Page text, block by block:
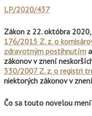
LP/2020/437
Zákon z 22. októbra
176/2015 Z. z. o
zdravotným postihnutím
zákonov v znení
330/2007 Z. z. o registri
niektorých zákonov v
Čo sa touto novelou